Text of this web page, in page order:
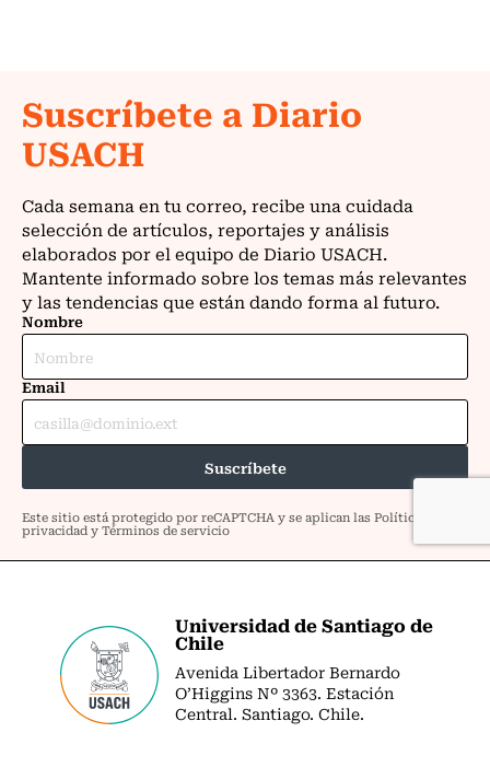
Universidad de Santiago de
Chile
Avenida Libertador Bernardo
O’Higgins Nº 3363. Estación
Central. Santiago. Chile.